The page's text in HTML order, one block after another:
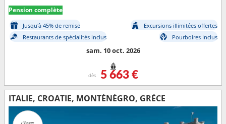
Pension complète
Jusqu'à 45% de remise
Excursions illimitées offertes
Restaurants de spécialités inclus
Pourboires Inclus
sam. 10 oct. 2026
dès 5 663 €
ITALIE, CROATIE, MONTÉNÉGRO, GRÈCE